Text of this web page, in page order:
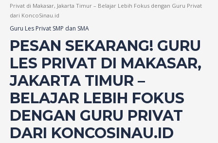
Privat di Makasar, Jakarta Timur – Belajar Lebih Fokus dengan Guru Privat
dari KoncoSinau.id
Guru Les Privat SMP dan SMA
PESAN SEKARANG! GURU
LES PRIVAT DI MAKASAR,
JAKARTA TIMUR –
BELAJAR LEBIH FOKUS
DENGAN GURU PRIVAT
DARI KONCOSINAU.ID